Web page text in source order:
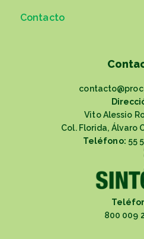
Contacto
Vito Alessio
Col. Florida, Álvaro
Teléfono: 55
800 009